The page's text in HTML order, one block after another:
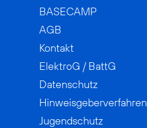
BASECAMP
AGB
Kontakt
ElektroG / BattG
Datenschutz
Hinweisgeberverfahren
Jugendschutz